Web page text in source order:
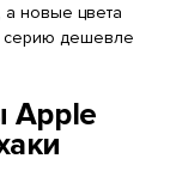
а новые цвета
серию дешевле
Apple